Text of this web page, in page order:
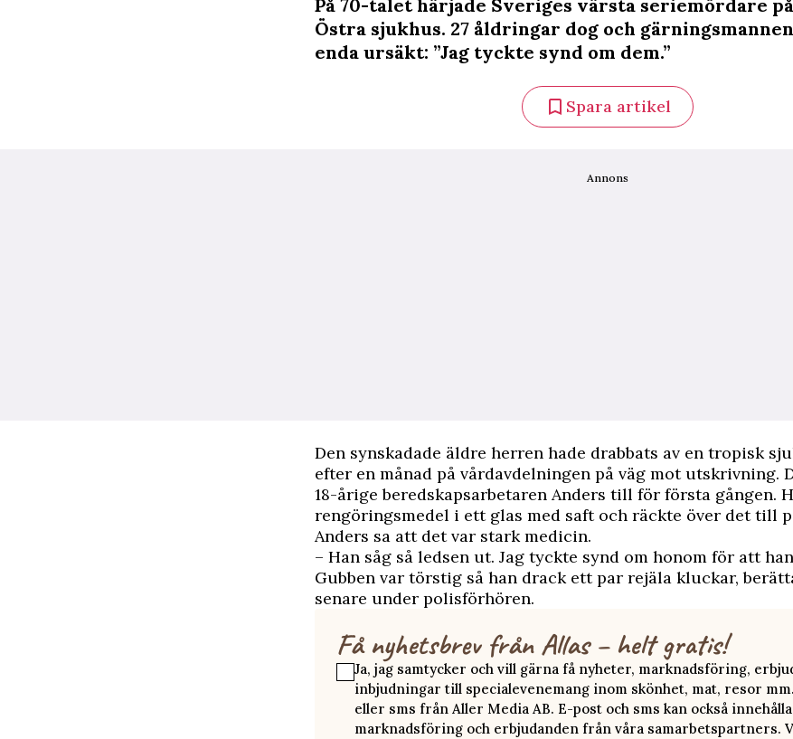
På 70-talet härjade Sveriges värsta seriemördare
Östra sjukhus. 27 åldringar dog och
enda ursäkt: ”Jag tyckte synd om dem.”
Spara artikel
Annons
Den synskadade äldre herren hade drabbats av en tropisk
efter en månad på vårdavdelningen på väg mot utskrivning.
18-årige beredskapsarbetaren Anders till för första gången.
rengöringsmedel i ett glas med saft och räckte över det till
Anders sa att det var stark medicin.
– Han såg så ledsen ut. Jag tyckte synd om honom för att
Gubben var törstig så han drack ett par rejäla kluckar,
senare under polisförhören.
Få nyhetsbrev från Allas – helt gratis!
Ja, jag samtycker och vill gärna få nyheter, marknadsföring,
inbjudningar till specialevenemang inom skönhet, mat, resor
eller sms från Aller Media AB. E-post och sms kan också
marknadsföring och erbjudanden från våra samarbetspartners.